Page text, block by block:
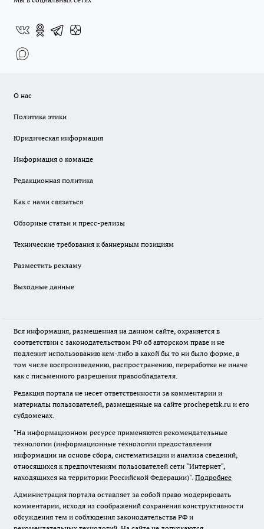
О нас
Политика этики
Юридическая информация
Информация о команде
Редакционная политика
Как с нами связаться
Обзорные статьи и пресс-релизы
Технические требования к баннерным позициям
Разместить рекламу
Выходные данные
Вся информация, размещенная на данном сайте, охраняется в
соответствии с законодательством РФ об авторском праве и не
подлежит использованию кем-либо в какой бы то ни было форме, в
том числе воспроизведению, распространению, переработке не иначе
как с письменного разрешения правообладателя.
Редакция портала не несет ответственности за комментарии и
материалы пользователей, размещенные на сайте prochepetsk.ru и его
субдоменах.
"На информационном ресурсе применяются рекомендательные
технологии (информационные технологии предоставления
информации на основе сбора, систематизации и анализа сведений,
относящихся к предпочтениям пользователей сети "Интернет",
находящихся на территории Российской Федерации)". Подробнее
Администрация портала оставляет за собой право модерировать
комментарии, исходя из соображений сохранения конструктивности
обсуждения тем и соблюдения законодательства РФ и